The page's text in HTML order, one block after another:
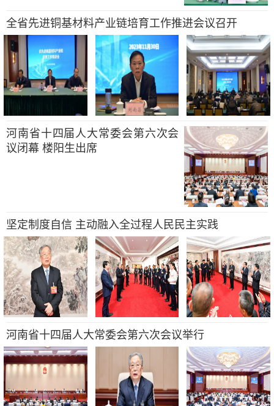
全省先进铜基材料产业链培育工作推进会议召开
河南省十四届人大常委会第六次会
议闭幕 楼阳生出席
坚定制度自信 主动融入全过程人民民主实践
河南省十四届人大常委会第六次会议举行